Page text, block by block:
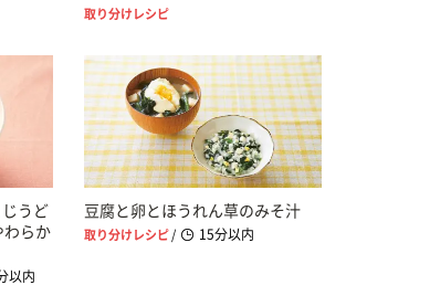
取り分けレシピ
うど
わらか
以内
豆腐と卵とほうれん草のみそ汁
取り分けレシピ / 15分以内